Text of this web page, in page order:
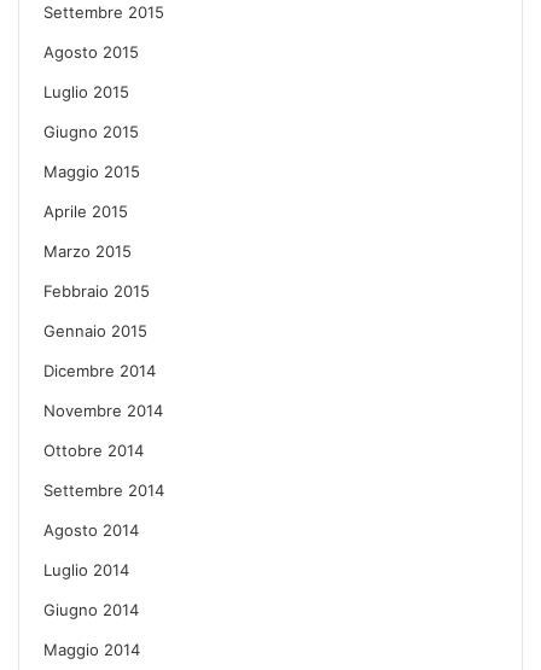
Settembre 2015
Agosto 2015
Luglio 2015
Giugno 2015
Maggio 2015
Aprile 2015
Marzo 2015
Febbraio 2015
Gennaio 2015
Dicembre 2014
Novembre 2014
Ottobre 2014
Settembre 2014
Agosto 2014
Luglio 2014
Giugno 2014
Maggio 2014